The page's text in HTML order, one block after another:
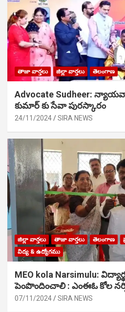
తాజా వార్తలు జిల్లా వార్తలు తెలంగాణ
Advocate Sudheer:
కుమార్ కు సేవా పురస్కారం
24/11/2024 SIRA NEWS
జిల్లా వార్తలు తాజా వార్తలు తెలంగాణ
విద్య & ఉద్యోగము
MEO kola Narsimulu:
పెంపొందించాలి : ఎంఈఓ కోల
07/11/2024 SIRA NEWS